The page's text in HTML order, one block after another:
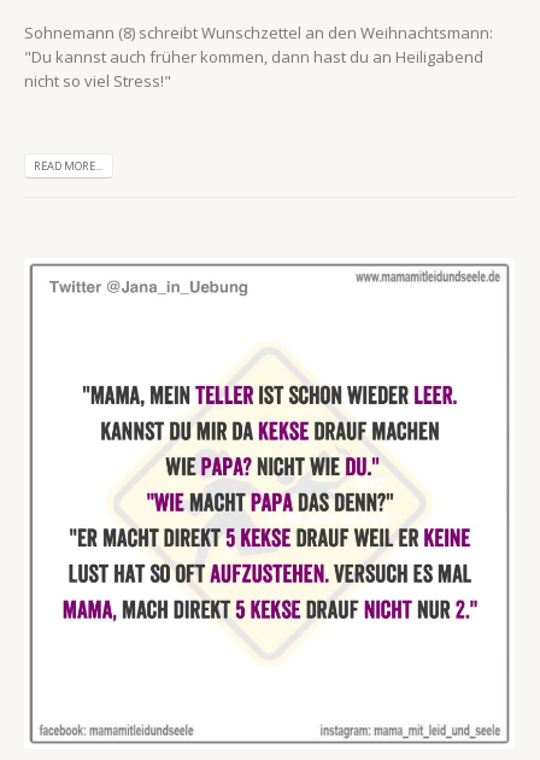
Sohnemann (8) schreibt Wunschzettel an den Weihnachtsmann:
"Du kannst auch früher kommen, dann hast du an Heiligabend
nicht so viel Stress!"
READ MORE...